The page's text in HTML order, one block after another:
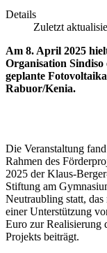
Details
Zuletzt
Am 8. April 2025
Organisation
geplante
Rabuor/Kenia.
Die Veranstaltung
Rahmen des
2025 der Klaus-
Stiftung am
Neutraubling statt, das
einer Unterstützung
Euro zur Realisierung
Projekts beiträgt.